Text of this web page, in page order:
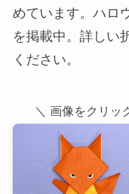
めています。ハロ
を掲載中。詳しい
ください。
＼ 画像をクリッ